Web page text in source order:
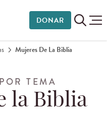
DONAR
Mujeres De La Biblia
TEMA
la Biblia